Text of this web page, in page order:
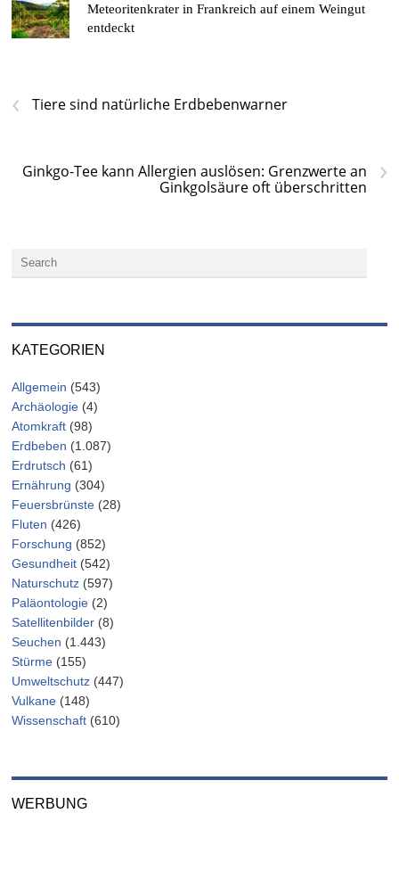
Meteoritenkrater in Frankreich auf einem Weingut
entdeckt
‹ Tiere sind natürliche Erdbebenwarner
›
Ginkgo-Tee kann Allergien auslösen: Grenzwerte an
Ginkgolsäure oft überschritten
KATEGORIEN
Allgemein (543)
Archäologie (4)
Atomkraft (98)
Erdbeben (1.087)
Erdrutsch (61)
Ernährung (304)
Feuersbrünste (28)
Fluten (426)
Forschung (852)
Gesundheit (542)
Naturschutz (597)
Paläontologie (2)
Satellitenbilder (8)
Seuchen (1.443)
Stürme (155)
Umweltschutz (447)
Vulkane (148)
Wissenschaft (610)
WERBUNG